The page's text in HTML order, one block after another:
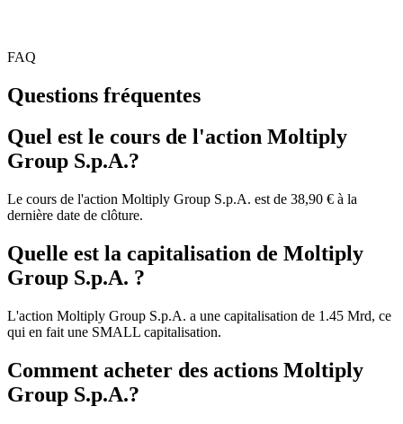
FAQ
Questions fréquentes
Quel est le cours de l'action Moltiply
Group S.p.A.?
Le cours de l'action Moltiply Group S.p.A. est de 38,90 € à la
dernière date de clôture.
Quelle est la capitalisation de Moltiply
Group S.p.A. ?
L'action Moltiply Group S.p.A. a une capitalisation de 1.45 Mrd, ce
qui en fait une SMALL capitalisation.
Comment acheter des actions Moltiply
Group S.p.A.?